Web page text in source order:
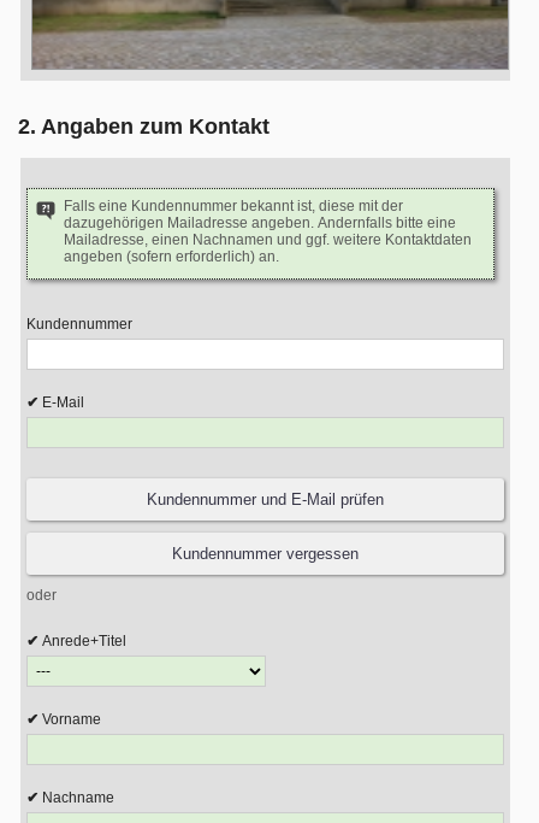
2. Angaben zum Kontakt
Falls eine Kundennummer bekannt ist, diese mit der
dazugehörigen Mailadresse angeben. Andernfalls bitte eine
Mailadresse, einen Nachnamen und ggf. weitere Kontaktdaten
angeben (sofern erforderlich) an.
Kundennummer
E-Mail
oder
Anrede+Titel
Vorname
Nachname